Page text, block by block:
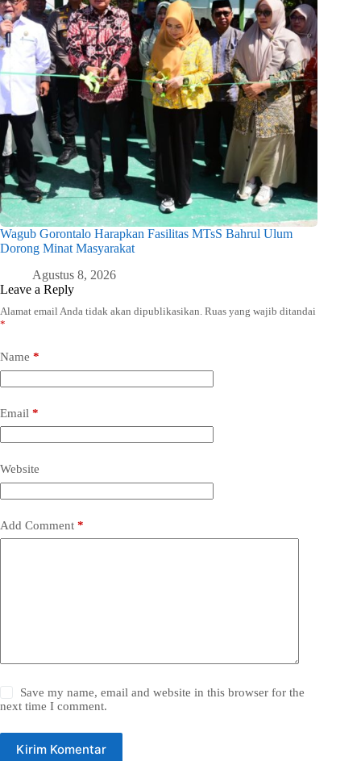
Wagub Gorontalo Harapkan Fasilitas MTsS Bahrul Ulum
Dorong Minat Masyarakat
Agustus 8, 2026
Leave a Reply
Alamat email Anda tidak akan dipublikasikan. Ruas yang wajib ditandai
*
Name *
Email *
Website
Add Comment *
Save my name, email and website in this browser for the
next time I comment.
Kirim Komentar